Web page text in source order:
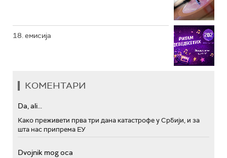
18. емисија
КОМЕНТАРИ
Da, ali...
Како преживети прва три дана катастрофе у Србији, и за
шта нас припрема ЕУ
Dvojnik mog oca